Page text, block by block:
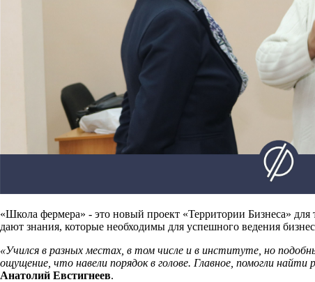
«Школа фермера» - это новый проект «Территории Бизнеса»
дают знания, которые необходимы для успешного ведения
«Учился в разных местах, в том числе и в институте, но
ощущение, что навели порядок в голове. Главное, помогли
Анатолий Евстигнеев.